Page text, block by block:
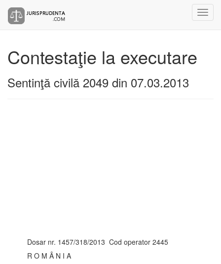
Contestaţie la executare
Sentinţă civilă 2049 din 07.03.2013
Dosar nr. 1457/318/2013 Cod operator 2445
R O M Â N I A